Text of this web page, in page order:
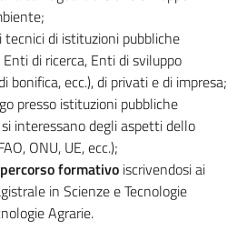
tecnici di istituzioni pubbliche
di ricerca, Enti di sviluppo
bonifica, ecc.), di privati e di impresa;
presso istituzioni pubbliche
interessano degli aspetti dello
ONU, UE, ecc.);
formativo iscrivendosi ai
in Scienze e Tecnologie
Agrarie.